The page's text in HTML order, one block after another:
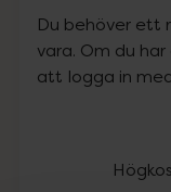
Du behöver ett
vara. Om du
att logga in